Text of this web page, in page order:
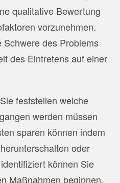
qualitative Bewertung
vorzunehmen.
des Problems
des Eintretens auf einer
feststellen welche
werden müssen
sparen können indem
oder
können Sie
Maßnahmen beginnen,